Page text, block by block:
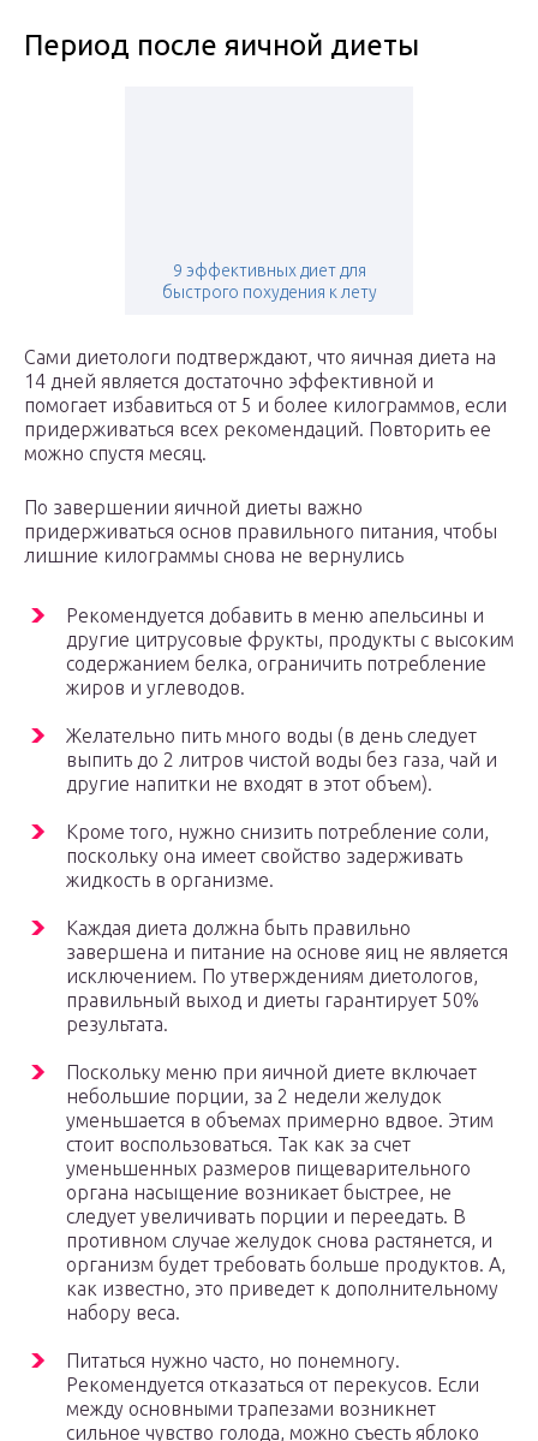
Период после яичной диеты
9 эффективных диет для
быстрого похудения к лету
Сами диетологи подтверждают, что яичная диета на
14 дней является достаточно эффективной и
помогает избавиться от 5 и более килограммов, если
придерживаться всех рекомендаций. Повторить ее
можно спустя месяц.
По завершении яичной диеты важно
придерживаться основ правильного питания, чтобы
лишние килограммы снова не вернулись
Рекомендуется добавить в меню апельсины и
другие цитрусовые фрукты, продукты с высоким
содержанием белка, ограничить потребление
жиров и углеводов.
Желательно пить много воды (в день следует
выпить до 2 литров чистой воды без газа, чай и
другие напитки не входят в этот объем).
Кроме того, нужно снизить потребление соли,
поскольку она имеет свойство задерживать
жидкость в организме.
Каждая диета должна быть правильно
завершена и питание на основе яиц не является
исключением. По утверждениям диетологов,
правильный выход и диеты гарантирует 50%
результата.
Поскольку меню при яичной диете включает
небольшие порции, за 2 недели желудок
уменьшается в объемах примерно вдвое. Этим
стоит воспользоваться. Так как за счет
уменьшенных размеров пищеварительного
органа насыщение возникает быстрее, не
следует увеличивать порции и переедать. В
противном случае желудок снова растянется, и
организм будет требовать больше продуктов. А,
как известно, это приведет к дополнительному
набору веса.
Питаться нужно часто, но понемногу.
Рекомендуется отказаться от перекусов. Если
между основными трапезами возникнет
сильное чувство голода, можно съесть яблоко